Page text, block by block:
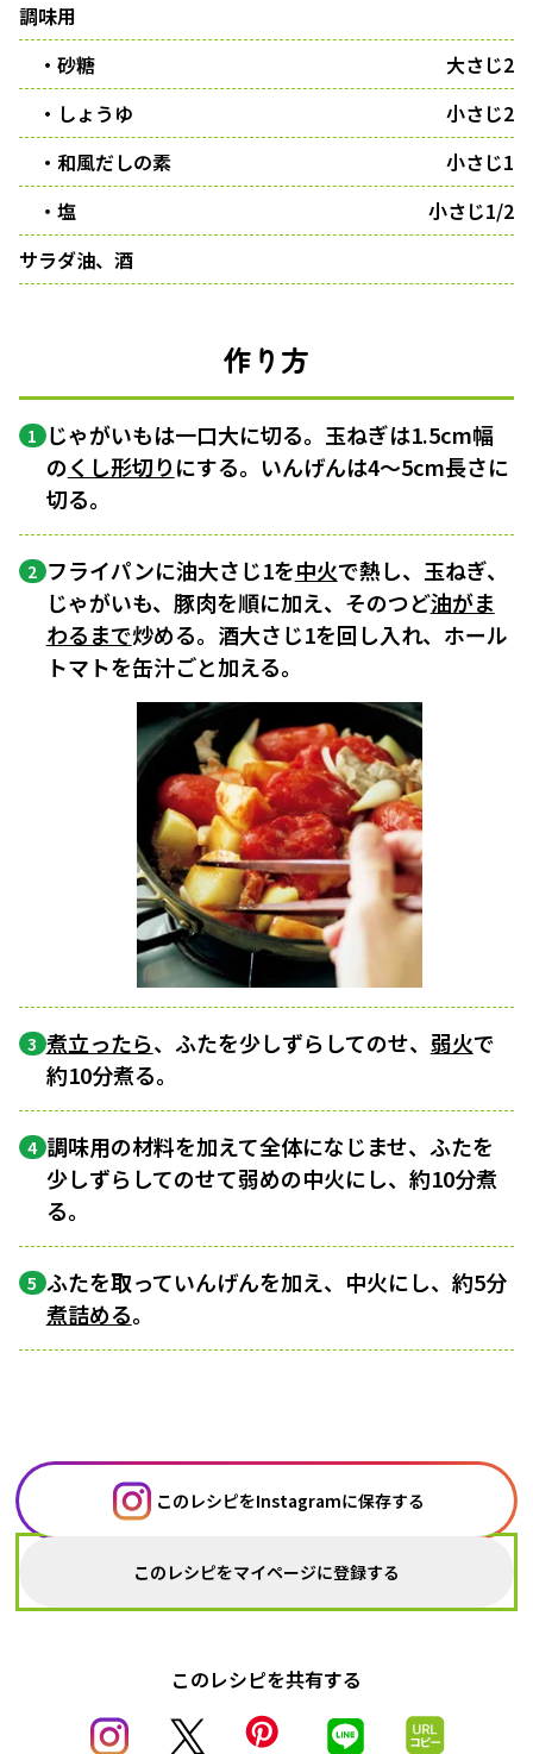
調味用
・砂糖
大さじ2
・しょうゆ
小さじ2
・和風だしの素
小さじ1
・塩
小さじ1/2
サラダ油、酒
作り方
1 じゃがいもは一口大に切る。玉ねぎは1.5cm幅
のくし形切りにする。いんげんは4～5cm長さに
切る。
2 フライパンに油大さじ1を中火で熱し、玉ねぎ、
じゃがいも、豚肉を順に加え、そのつど油がま
わるまで炒める。酒大さじ1を回し入れ、ホール
トマトを缶汁ごと加える。
3 煮立ったら、ふたを少しずらしてのせ、 弱火で
約10分煮る。
4 調味用の材料を加えて全体になじませ、ふたを
少しずらしてのせて弱めの中火にし、約10分煮
る。
5 ふたを取っていんげんを加え、中火にし、約5分
煮詰める。
このレシピをInstagramに保存する
このレシピをマイページに登録する
このレシピを共有する